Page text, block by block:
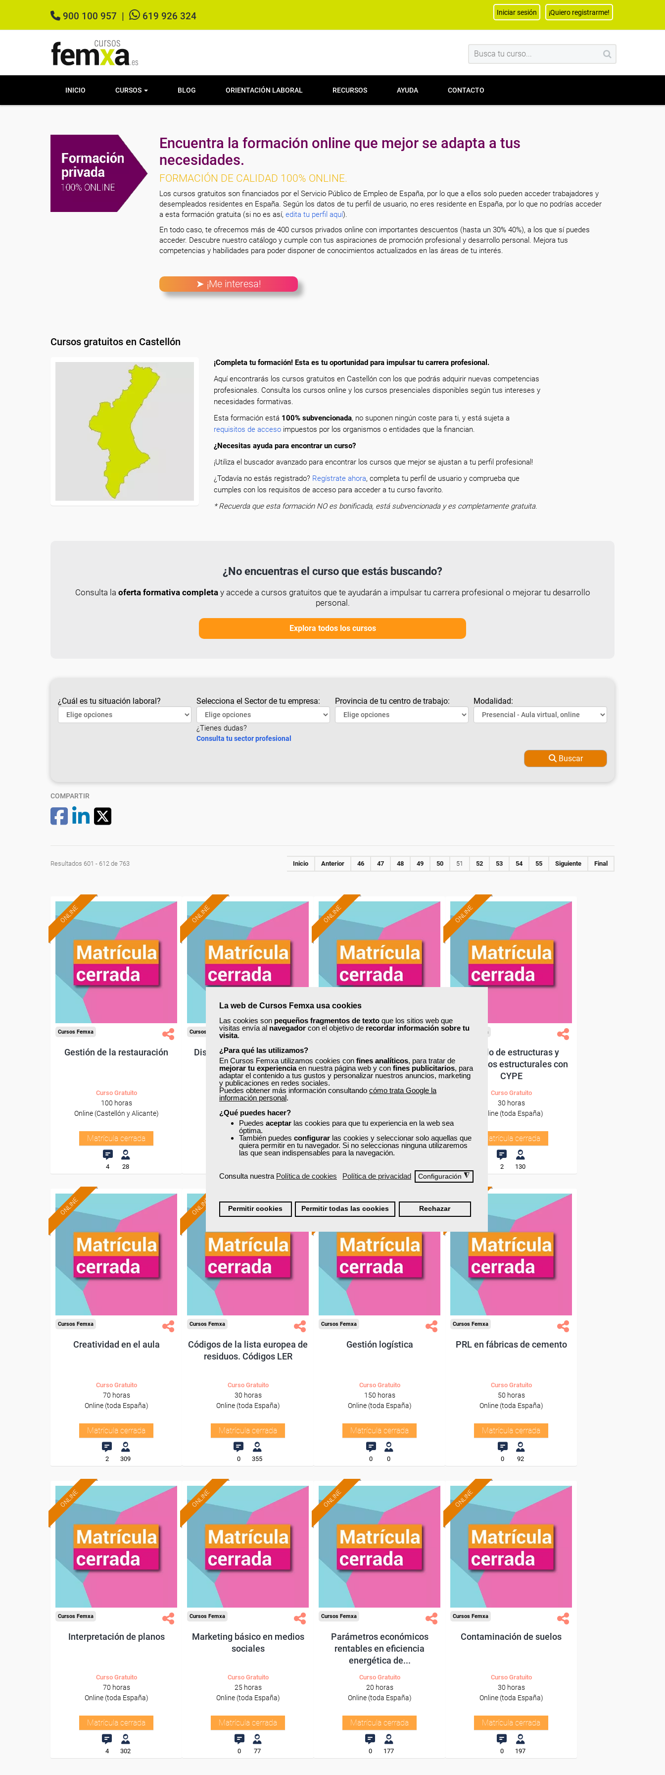
La web de Cursos Femxa usa cookies
Las cookies son pequeños fragmentos de texto que los sitios web que
visitas envía al navegador con el objetivo de recordar información sobre tu
visita.
¿Para qué las utilizamos?
En Cursos Femxa utilizamos cookies con fines analíticos, para tratar de
mejorar tu experienciaen nuestra página web y con fines publicitarios, para
adaptar el contenido a tus gustos y personalizar nuestros anuncios, marketing
y publicaciones en redes sociales.
Puedes obtener más información consultando cómo trata Google la
información personal.
¿Qué puedes hacer?
Puedes aceptar las cookies para que tu experiencia en la web sea
óptima.
También puedes configurar las cookies y seleccionar solo aquellas que
quiera permitir en tu navegador. Si no seleccionas ninguna utilizaremos
las que sean indispensables para la navegación.
Consulta nuestra Política de cookies Política de privacidad Configuración ◮
Permitir cookies Permitir todas las cookies Rechazar
900 100 957 619 926 324 Iniciar sesión ¡Quiero registrarme!
INICIO CURSOS BLOG ORIENTACIÓN LABORAL RECURSOS AYUDA CONTACTO
Encuentra la formación online que mejor se adapta a tus
necesidades.
FORMACIÓN DE CALIDAD 100% ONLINE.
Los cursos gratuitos son financiados por el Servicio Público de Empleo de España, por lo que a ellos solo pueden acceder trabajadores y
desempleados residentes en España. Según los datos de tu perfil de usuario, no eres residente en España, por lo que no podrías acceder
a esta formación gratuita (si no es así, edita tu perfil aquí).
En todo caso, te ofrecemos más de 400 cursos privados online con importantes descuentos (hasta un 30% 40%), a los que sí puedes
acceder. Descubre nuestro catálogo y cumple con tus aspiraciones de promoción profesional y desarrollo personal. Mejora tus
competencias y habilidades para poder disponer de conocimientos actualizados en las áreas de tu interés.
➤ ¡Me interesa!
Cursos gratuitos en Castellón
¡Completa tu formación! Esta es tu oportunidad para impulsar tu carrera profesional.
Aquí encontrarás los cursos gratuitos en Castellón con los que podrás adquirir nuevas competencias
profesionales. Consulta los cursos online y los cursos presenciales disponibles según tus intereses y
necesidades formativas.
Esta formación está 100% subvencionada, no suponen ningún coste para ti, y está sujeta a
requisitos de acceso impuestos por los organismos o entidades que la financian.
¿Necesitas ayuda para encontrar un curso?
¡Utiliza el buscador avanzado para encontrar los cursos que mejor se ajustan a tu perfil profesional!
¿Todavía no estás registrado? Regístrate ahora, completa tu perfil de usuario y comprueba que
cumples con los requisitos de acceso para acceder a tu curso favorito.
* Recuerda que esta formación NO es bonificada, está subvencionada y es completamente gratuita.
¿No encuentras el curso que estás buscando?
Consulta la oferta formativa completay accede a cursos gratuitos que te ayudarán a impulsar tu carrera profesional o mejorar tu desarrollo
personal.
Explora todos los cursos
¿Cuál es tu situación laboral? Selecciona el Sector de tu empresa:
¿Tienes dudas?
Consulta tu sector profesional
Provincia de tu centro de trabajo: Modalidad:
Buscar
COMPARTIR
Resultados 601 - 612 de 763 Inicio Anterior 46 47 48 49 50 51 52 53 54 55 Siguiente Final
ONLINE
Cursos Femxa
Gestión de la restauración
Curso Gratuito
100 horas
Online (Castellón y Alicante)
Matrícula cerrada
4 28
ONLINE
Cursos Femxa
Diseño de menús infantiles
Curso Gratuito
30 horas
Online (toda España)
Matrícula cerrada
ONLINE
Cursos Femxa
en la dirección de cocina
Curso Gratuito
Matrícula cerrada
ONLINE
Cursos Femxa
Cálculo de estructuras y
elementos estructurales con
CYPE
Curso Gratuito
30 horas
Online (toda España)
Matrícula cerrada
2 130
ONLINE
Cursos Femxa
Creatividad en el aula
Curso Gratuito
70 horas
Online (toda España)
Matrícula cerrada
2 309
ONLINE
Cursos Femxa
Códigos de la lista europea de
residuos. Códigos LER
Curso Gratuito
30 horas
Online (toda España)
Matrícula cerrada
0 355
ONLINE
Cursos Femxa
Gestión logística
Curso Gratuito
150 horas
Online (toda España)
Matrícula cerrada
0 0
ONLINE
Cursos Femxa
PRL en fábricas de cemento
Curso Gratuito
50 horas
Online (toda España)
Matrícula cerrada
0 92
ONLINE
Cursos Femxa
Interpretación de planos
Curso Gratuito
70 horas
Online (toda España)
Matrícula cerrada
4 302
ONLINE
Cursos Femxa
Marketing básico en medios
sociales
Curso Gratuito
25 horas
Online (toda España)
Matrícula cerrada
0 77
ONLINE
Cursos Femxa
Parámetros económicos
rentables en eficiencia
energética de...
Curso Gratuito
20 horas
Online (toda España)
Matrícula cerrada
0 177
ONLINE
Cursos Femxa
Contaminación de suelos
Curso Gratuito
30 horas
Online (toda España)
Matrícula cerrada
0 197